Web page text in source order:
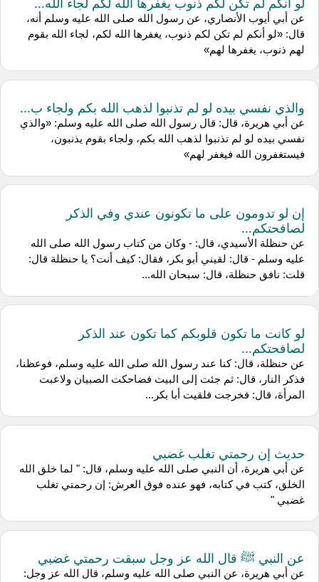
عن أبي أيوب الأنصاري، عن رسول الله صلى الله عليه وسلم أنه،
قال: «لو أنكم لم تكن لكم ذنوب، يغفرها الله لكم، لجاء الله بقوم
لهم ذنوب، يغفرها لهم»
والذي نفسي بيده لو لم تذنبوا لذهب الله بكم ولجاء ب...
عن أبي هريرة، قال: قال رسول الله صلى الله عليه وسلم: «والذي
نفسي بيده لو لم تذنبوا لذهب الله بكم، ولجاء بقوم يذنبون،
فيستغفرون الله فيغفر لهم»
إن لو تدومون على ما تكونون عندي وفي الذكر
لصافحتكم...
عن حنظلة الأسيدي، قال: - وكان من كتاب رسول الله صلى الله
عليه وسلم - قال: لقيني أبو بكر، فقال: كيف أنت؟ يا حنظلة قال:
قلت: نافق حنظلة، قال: سبحان الله...
لو كانت ما تكون قلوبكم كما تكون عند الذكر
لصافحتكم...
عن حنظلة، قال: كنا عند رسول الله صلى الله عليه وسلم، فوعظنا،
فذكر النار، قال: ثم جئت إلى البيت فضاحكت الصبيان ولاعبت
المرأة، قال: فخرجت فلقيت أبا بكر...
حديث إن رحمتي تغلب غضبي
عن أبي هريرة، أن النبي صلى الله عليه وسلم، قال: " لما خلق الله
الخلق، كتب في كتابه، فهو عنده فوق العرش: إن رحمتي تغلب
غضبي "
عن النبي ﷺ قال الله عز وجل سبقت رحمتي غضبي
عن أبي هريرة، عن النبي صلى الله عليه وسلم، قال الله عز وجل: